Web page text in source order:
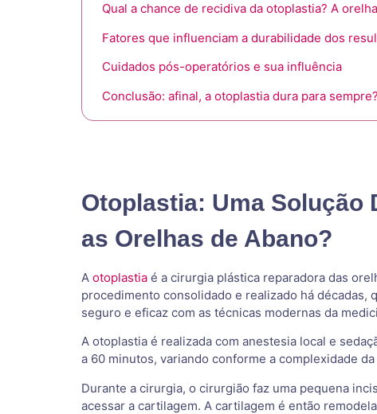
Qual a chance de recidiva da otoplastia? A
Fatores que influenciam a durabilidade dos
Cuidados pós-operatórios e sua influência
Conclusão: afinal, a otoplastia dura para sempre?
Otoplastia: Uma Solução
as Orelhas de Abano?
A otoplastia é a cirurgia plástica reparadora das
procedimento consolidado e realizado há décadas,
seguro e eficaz com as técnicas modernas da
A otoplastia é realizada com anestesia local e
a 60 minutos, variando conforme a complexidade
Durante a cirurgia, o cirurgião faz uma pequena
acessar a cartilagem. A cartilagem é então